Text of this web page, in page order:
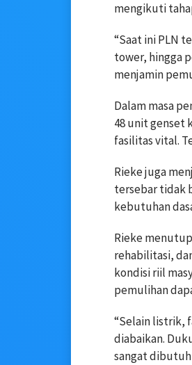
mengikuti
“Saat ini PLN
tower, hingga
menjamin
Dalam masa
48 unit genset
fasilitas vital.
Rieke juga
tersebar tidak
kebutuhan
Rieke
rehabilitasi,
kondisi riil
pemulihan
“Selain listrik,
diabaikan.
sangat